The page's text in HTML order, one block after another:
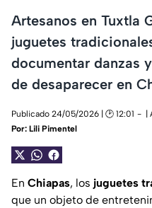
Artesanos en Tuxtla
juguetes
documentar danzas
de desaparecer en
Publicado 24/05/2026 | 🕑 12:01
Por: Lili Pimentel
En Chiapas, los juguetes
que un objeto de